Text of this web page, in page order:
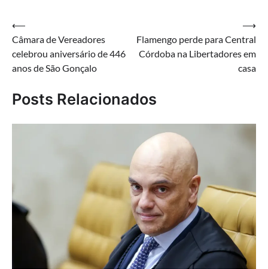
Navegação
de
Post
⟵
Câmara de Vereadores
celebrou aniversário de 446
anos de São Gonçalo
Flamengo perde para Central
Córdoba na Libertadores em
casa
⟶
Posts Relacionados